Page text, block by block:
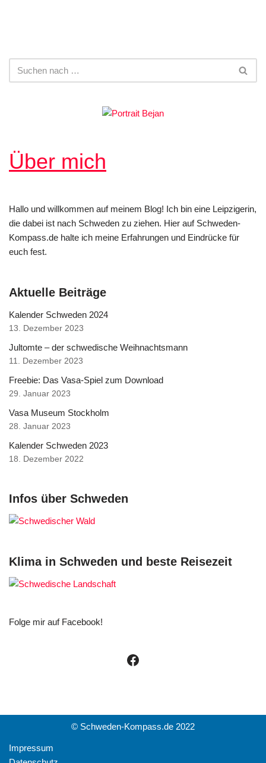
Über mich
Hallo und willkommen auf meinem Blog! Ich bin eine Leipzigerin,
die dabei ist nach Schweden zu ziehen. Hier auf Schweden-
Kompass.de halte ich meine Erfahrungen und Eindrücke für
euch fest.
Aktuelle Beiträge
Kalender Schweden 2024
13. Dezember 2023
Jultomte – der schwedische Weihnachtsmann
11. Dezember 2023
Freebie: Das Vasa-Spiel zum Download
29. Januar 2023
Vasa Museum Stockholm
28. Januar 2023
Kalender Schweden 2023
18. Dezember 2022
Infos über Schweden
Klima in Schweden und beste Reisezeit
Folge mir auf Facebook!
© Schweden-Kompass.de 2022
Impressum